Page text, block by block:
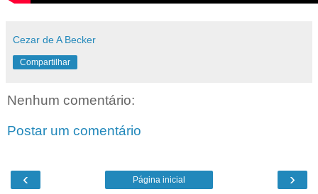
Cezar de A Becker
Compartilhar
Nenhum comentário:
Postar um comentário
‹ ›
Página inicial